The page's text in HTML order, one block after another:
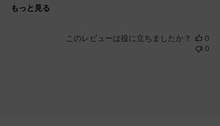
もっと見る
このレビューは役に立ちましたか？
0
0